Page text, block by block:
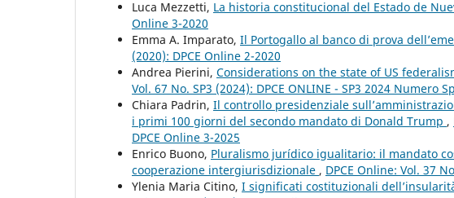
Luca Mezzetti, La historia constitucional del Estado de
Online 3-2020
Emma A. Imparato, Il Portogallo al banco di prova
(2020): DPCE Online 2-2020
Andrea Pierini, Considerations on the state of US
Vol. 67 No. SP3 (2024): DPCE ONLINE - SP3 2024 Numero
Chiara Padrin, Il controllo presidenziale
i primi 100 giorni del secondo mandato di Donald Trump ,
DPCE Online 3-2025
Enrico Buono, Pluralismo jurídico igualitario: il mandato
cooperazione intergiurisdizionale , DPCE Online: Vol. 37
Ylenia Maria Citino, I significati costituzionali